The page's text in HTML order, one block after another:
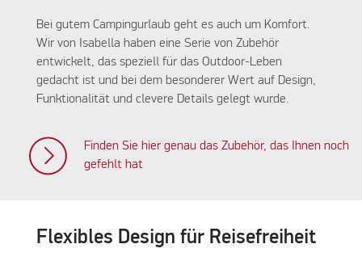
Bei gutem Campingurlaub geht es auch um Komfort.
Wir von Isabella haben eine Serie von Zubehör
entwickelt, das speziell für das Outdoor-Leben
gedacht ist und bei dem besonderer Wert auf Design,
Funktionalität und clevere Details gelegt wurde.
Finden Sie hier genau das Zubehör, das Ihnen noch
gefehlt hat
Flexibles Design für Reisefreiheit